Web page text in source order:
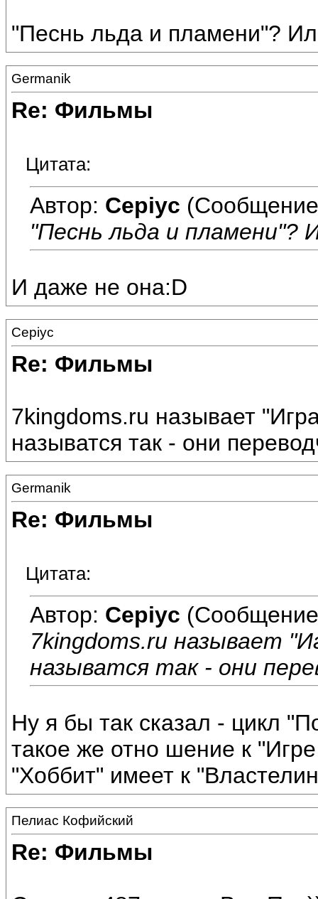
"Песнь льда и пламени"?
Germanik
Re: Фильмы
Цитата:
Автор: Cepiyc
"Песнь льда и пламени"?
И даже не она:D
Cepiyc
Re: Фильмы
7kingdoms.ru называет
называтся так - они
Germanik
Re: Фильмы
Цитата:
Автор: Cepiyc
7kingdoms.ru называет
называтся так - они
Ну я бы так сказал - цикл
такое же отно шение к
"Хоббит" имеет к
Пелиас Кофийский
Re: Фильмы